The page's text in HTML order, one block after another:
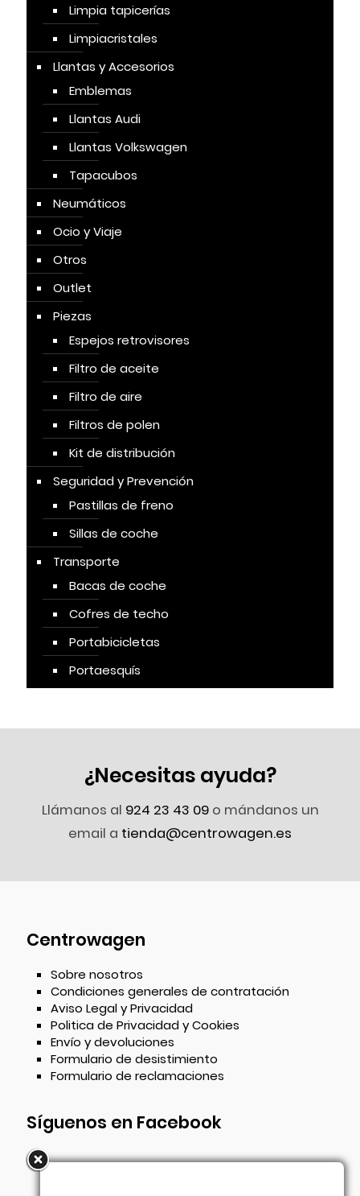
Limpia tapicerías
Limpiacristales
Llantas y Accesorios
Emblemas
Llantas Audi
Llantas Volkswagen
Tapacubos
Neumáticos
Ocio y Viaje
Otros
Outlet
Piezas
Espejos retrovisores
Filtro de aceite
Filtro de aire
Filtros de polen
Kit de distribución
Seguridad y Prevención
Pastillas de freno
Sillas de coche
Transporte
Bacas de coche
Cofres de techo
Portabicicletas
Portaesquís
¿Necesitas ayuda?
Llámanos al 924 23 43 09o mándanos un
email a tienda@centrowagen.es
Centrowagen
Sobre nosotros
Condiciones generales de contratación
Aviso Legal y Privacidad
Politica de Privacidad y Cookies
Envío y devoluciones
Formulario de desistimiento
Formulario de reclamaciones
Síguenos en Facebook